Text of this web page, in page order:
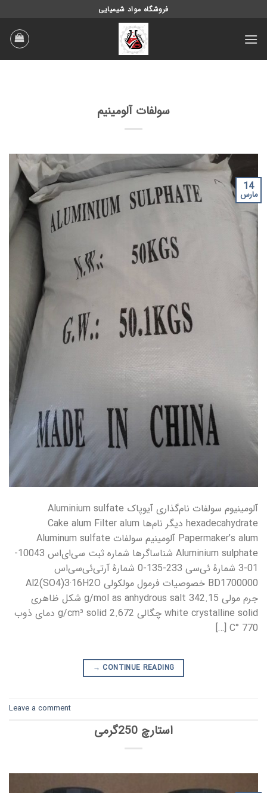
content
فروشگاه مواد شیمیایی
سولفات آلومینیم
14
مارس
آلومینیوم سولفات نام‌گذاری آیوپاک Aluminium sulfate
hexadecahydrate دیگر نام‌ها Cake alum Filter alum
Papermaker’s alum آلومینیم سولفات Aluminum sulfate
Aluminium sulphate شناساگرها شماره ثبت سی‌ای‌اس 10043-
01-3 شمارهٔ ئی‌سی 233-135-0 شمارهٔ آرتی‌ئی‌سی‌اس
BD1700000 خصوصیات فرمول مولکولی Al2(SO4)3·16H2O
جرم مولی 342.15 g/mol as anhydrous salt شکل ظاهری
white crystalline solid چگالی 2.672 g/cm³ solid دمای ذوب
770 °C […]
CONTINUE READING
→
Leave a comment
استارچ 250گرمی